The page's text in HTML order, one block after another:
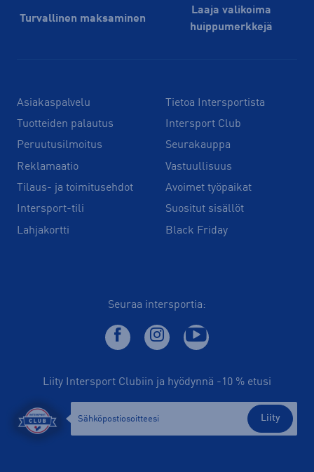
Turvallinen maksaminen
Laaja valikoima
huippu­merkkejä
Asiakaspalvelu
Tuotteiden palautus
Peruutusilmoitus
Reklamaatio
Tilaus- ja toimitusehdot
Intersport-tili
Lahjakortti
Tietoa Intersportista
Intersport Club
Seurakauppa
Vastuullisuus
Avoimet työpaikat
Suositut sisällöt
Black Friday
Seuraa intersportia:
Liity Intersport Clubiin ja hyödynnä -10 % etusi
Liity